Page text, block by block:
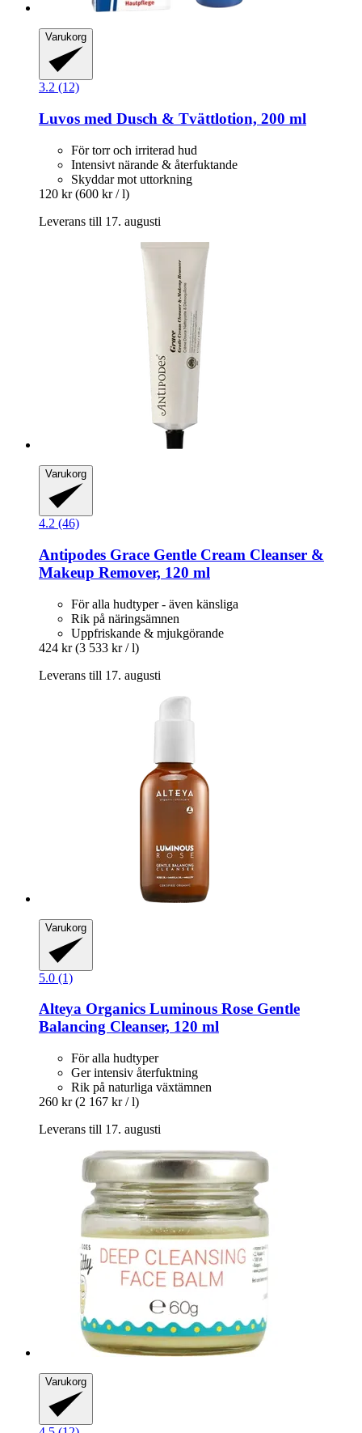
Varukorg
3.2 (12)
Luvos med Dusch & Tvättlotion, 200 ml
För torr och irriterad hud
Intensivt närande & återfuktande
Skyddar mot uttorkning
120 kr (600 kr / l)
Leverans till 17. augusti
Varukorg
4.2 (46)
Antipodes Grace Gentle Cream Cleanser &
Makeup Remover, 120 ml
För alla hudtyper - även känsliga
Rik på näringsämnen
Uppfriskande & mjukgörande
424 kr (3 533 kr / l)
Leverans till 17. augusti
Varukorg
5.0 (1)
Alteya Organics Luminous Rose Gentle
Balancing Cleanser, 120 ml
För alla hudtyper
Ger intensiv återfuktning
Rik på naturliga växtämnen
260 kr (2 167 kr / l)
Leverans till 17. augusti
Varukorg